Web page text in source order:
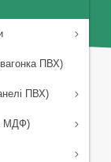
ПВХ)
ПВХ)
МДФ)